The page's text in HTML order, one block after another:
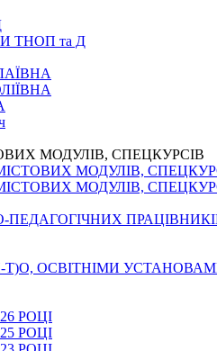
ТНОП та Д
МОДУЛІВ, СПЕЦКУРСІВ
МОДУЛІВ,
МОДУЛІВ,
ПЕДАГОГІЧНИХ
Т)О, ОСВІТНІМИ
РОЦІ
РОЦІ